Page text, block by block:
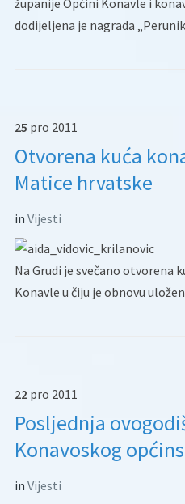
županije Općini Konavle i
dodijeljena je nagrada
25 pro 2011
Otvorena kuća
Matice hrvatske
in Vijesti
Na Grudi je svečano otvorena
Konavle u čiju je obnovu
22 pro 2011
Posljednja
Konavoskog
in Vijesti